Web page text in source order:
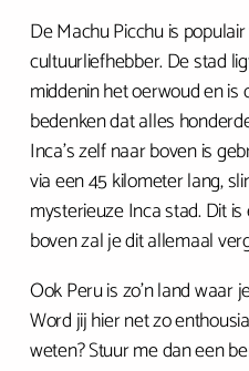
De Machu Picchu is
cultuurliefhebber. De stad
middenin het oerwoud en is
bedenken dat alles
Inca’s zelf naar boven is
via een 45 kilometer lang,
mysterieuze Inca stad. Dit
boven zal je dit allemaal
Ook Peru is zo’n land waar
Word jij hier net zo
weten? Stuur me dan een